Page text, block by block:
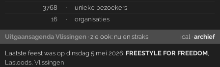
3768
·
unieke bezoekers
16
· organisaties
Uitgaansagenda Vlissingen · zie ook: nu en straks ical· archief
Laatste feest was op dinsdag 5 mei 2026: FREESTYLE FOR FREEDOM,
Lasloods,Vlissingen